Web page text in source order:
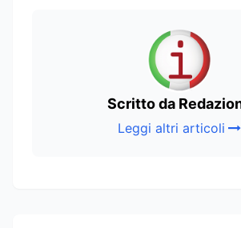
Scritto da
Leggi altri articoli